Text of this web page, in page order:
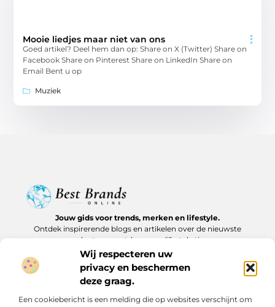
Wij respecteren uw
privacy en beschermen
deze graag.
Een cookiebericht is een melding die op websites verschijnt om
Mooie liedjes maar niet van ons
Goed artikel? Deel hem dan op: Share on X (Twitter) Share on
Facebook Share on Pinterest Share on LinkedIn Share on
Email Bent u op
Muziek
Jouw gids voor trends, merken en lifestyle.
Ontdek inspirerende blogs en artikelen over de nieuwste
producten, must-haves en lifestyle tips.
Bericht categorie